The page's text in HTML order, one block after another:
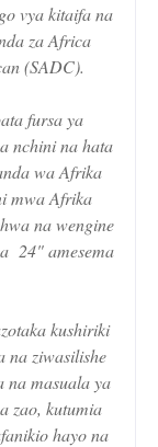
vya kitaifa na
za Africa
(SADC).
fursa ya
nchini na hata
wa Afrika
mwa Afrika
na wengine
24" amesema
kushiriki
na ziwasilishe
na masuala ya
zao, kutumia
hayo na